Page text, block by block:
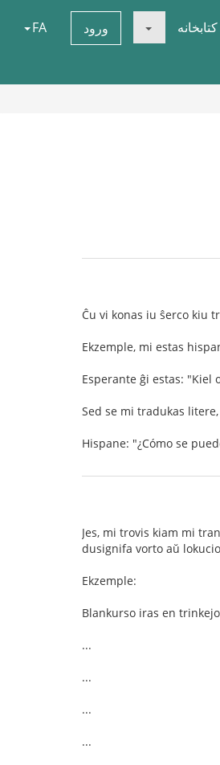
کتابخانه ورود FA
Ĉu vi konas iu ŝerco kiu
Ekzemple, mi estas
Esperante ĝi estas: "Kiel
Sed se mi tradukas
Hispane: "¿Cómo se
Jes, mi trovis kiam mi
dusignifa vorto aŭ
Ekzemple:
Blankurso iras en
...
...
...
...